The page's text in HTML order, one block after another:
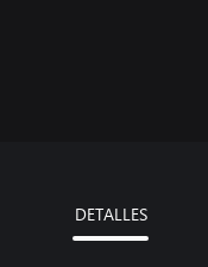
DETALLES